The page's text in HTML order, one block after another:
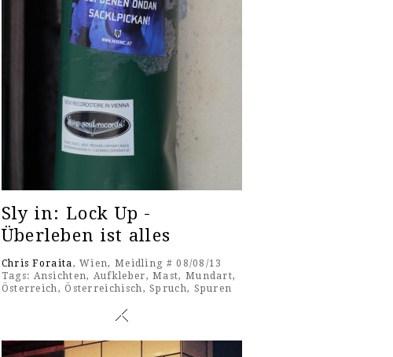
Sly in: Lock Up -
Überleben ist alles
Chris Foraita, Wien, Meidling # 08/08/13
Tags: Ansichten, Aufkleber,Mast, Mund­art,
Österreich, Österreichisch,Spruch, Spuren